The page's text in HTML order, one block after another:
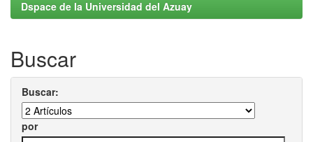
Dspace de la Universidad del Azuay
Buscar
Buscar:
por